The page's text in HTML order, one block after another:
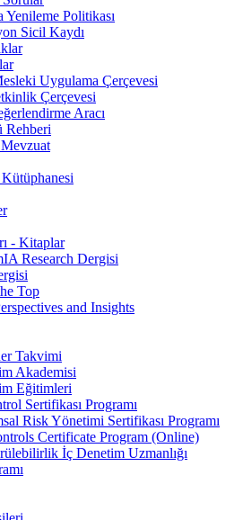
Yenileme Politikası
Sicil Kaydı
Uygulama Çerçevesi
Çerçevesi
Aracı
Rehberi
- Kitaplar
Research Dergisi
Top
and Insights
Takvimi
Akademisi
Eğitimleri
Sertifikası Programı
Risk Yönetimi Sertifikası Programı
Certificate Program (Online)
İç Denetim Uzmanlığı